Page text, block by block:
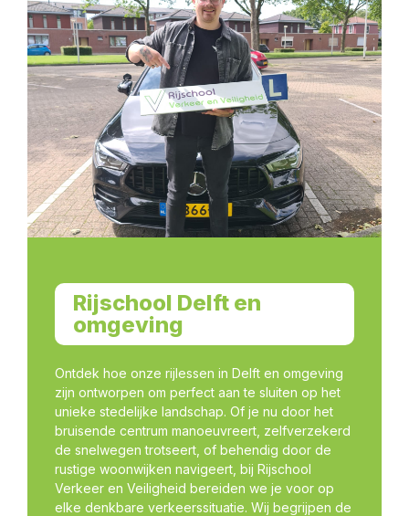
Rijschool Delft en
omgeving
Ontdek hoe onze rijlessen in Delft en omgeving
zijn ontworpen om perfect aan te sluiten op het
unieke stedelijke landschap. Of je nu door het
bruisende centrum manoeuvreert, zelfverzekerd
de snelwegen trotseert, of behendig door de
rustige woonwijken navigeert, bij Rijschool
Verkeer en Veiligheid bereiden we je voor op
elke denkbare verkeerssituatie. Wij begrijpen de